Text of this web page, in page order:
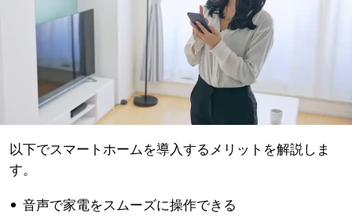
以下でスマートホームを導入するメリットを解説しま
す。
音声で家電をスムーズに操作できる